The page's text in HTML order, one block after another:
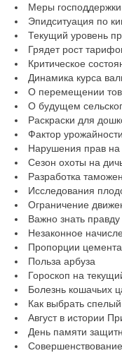
Меры господдержки
Эпидситуация по
Текущий уровень
Грядет рост
Критическое
Динамика курса
О перемещении
О будущем
Раскраски для
Фактор урожайности
Нарушения прав
Сезон охоты на
Разработка
Исследования
Ограничение
Важно знать правду
Незаконное
Пропорции
Польза арбуза
Гороскоп на
Болезнь кошачьих
Как выбрать
Август в истории
День памяти